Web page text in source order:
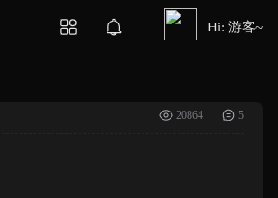
Hi: 游客~
20864 5